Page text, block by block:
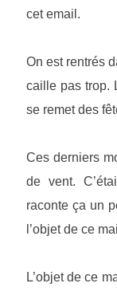
cet email.
On est rentrés
caille pas trop.
se remet des
Ces derniers
de vent.
raconte ça un
l’objet de ce
L’objet de ce